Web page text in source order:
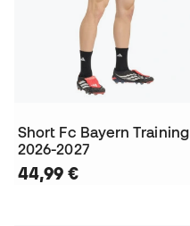
Short Fc Bayern Training
2026-2027
44,99 €